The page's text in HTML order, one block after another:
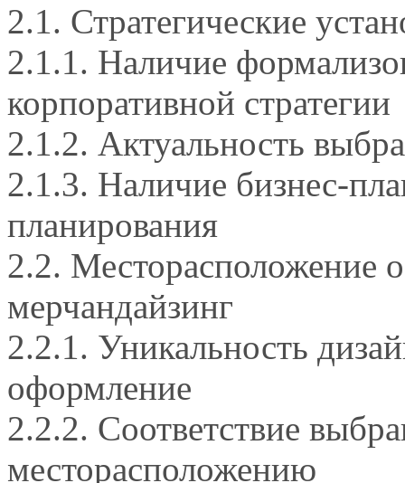
2.1. Стратегические
2.1.1. Наличие
корпоративной стратегии
2.1.2. Актуальность
2.1.3. Наличие бизнес-
планирования
2.2. Месторасположение
мерчандайзинг
2.2.1. Уникальность
оформление
2.2.2. Соответствие
месторасположению